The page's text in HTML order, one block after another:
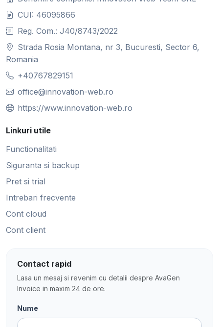
CUI: 46095866
Reg. Com.: J40/8743/2022
Strada Rosia Montana, nr 3, Bucuresti, Sector 6,
Romania
+40767829151
office@innovation-web.ro
https://www.innovation-web.ro
Linkuri utile
Functionalitati
Siguranta si backup
Pret si trial
Intrebari frecvente
Cont cloud
Cont client
Contact rapid
Lasa un mesaj si revenim cu detalii despre AvaGen
Invoice in maxim 24 de ore.
Nume